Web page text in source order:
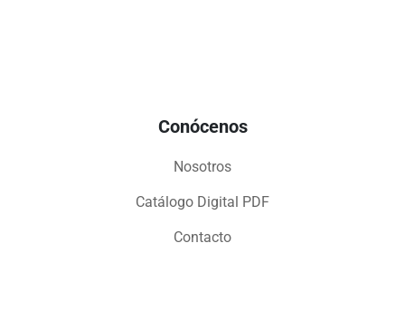
Conócenos
Nosotros
Catálogo Digital PDF
Contacto